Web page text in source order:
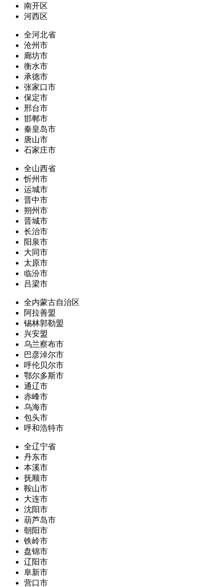
南开区
河西区
全河北省
沧州市
廊坊市
衡水市
承德市
张家口市
保定市
邢台市
邯郸市
秦皇岛市
唐山市
石家庄市
全山西省
忻州市
运城市
晋中市
朔州市
晋城市
长治市
阳泉市
大同市
太原市
临汾市
吕梁市
全内蒙古自治区
阿拉善盟
锡林郭勒盟
兴安盟
乌兰察布市
巴彦淖尔市
呼伦贝尔市
鄂尔多斯市
通辽市
赤峰市
乌海市
包头市
呼和浩特市
全辽宁省
丹东市
本溪市
抚顺市
鞍山市
大连市
沈阳市
葫芦岛市
朝阳市
铁岭市
盘锦市
辽阳市
阜新市
营口市